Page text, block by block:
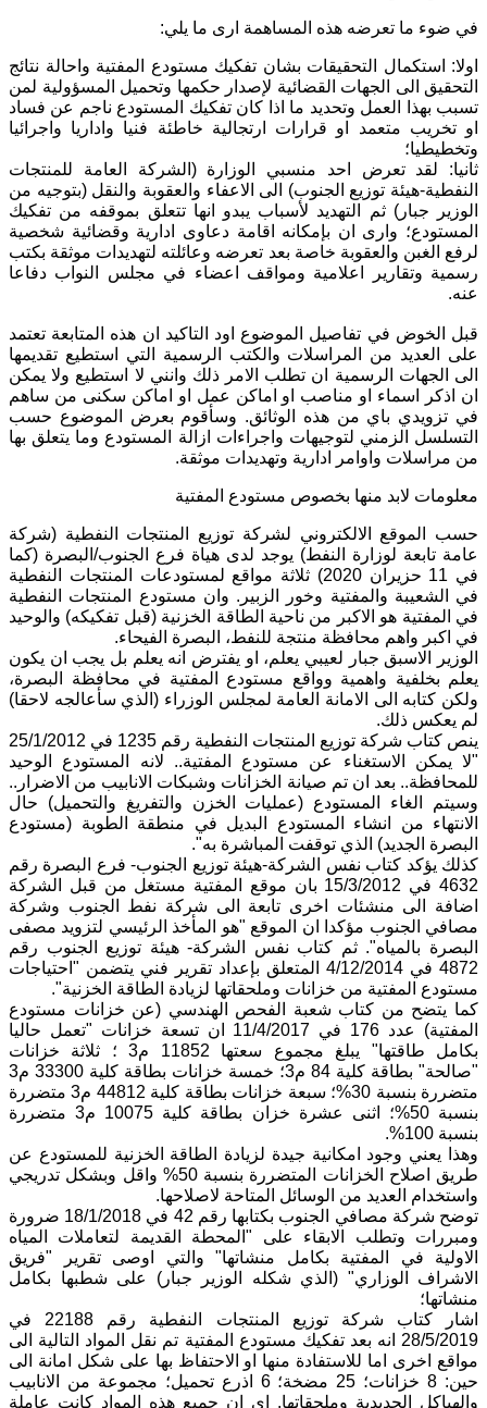
في ضوء ما تعرضه هذه المساهمة ارى ما يلي:
اولا: استكمال التحقيقات بشان تفكيك مستودع المفتية واحالة نتائج
التحقيق الى الجهات القضائية لإصدار حكمها وتحميل المسؤولية لمن
تسبب بهذا العمل وتحديد ما اذا كان تفكيك المستودع ناجم عن فساد
او تخريب متعمد او قرارات ارتجالية خاطئة فنيا واداريا واجرائيا
وتخطيطيا؛
ثانيا: لقد تعرض احد منسبي الوزارة (الشركة العامة للمنتجات
النفطية-هيئة توزيع الجنوب) الى الاعفاء والعقوبة والنقل (بتوجيه من
الوزير جبار) ثم التهديد لأسباب يبدو انها تتعلق بموقفه من تفكيك
المستودع؛ وارى ان بإمكانه اقامة دعاوى ادارية وقضائية شخصية
لرفع الغبن والعقوبة خاصة بعد تعرضه وعائلته لتهديدات موثقة بكتب
رسمية وتقارير اعلامية ومواقف اعضاء في مجلس النواب دفاعا
عنه.
قبل الخوض في تفاصيل الموضوع اود التاكيد ان هذه المتابعة تعتمد
على العديد من المراسلات والكتب الرسمية التي استطيع تقديمها
الى الجهات الرسمية ان تطلب الامر ذلك وانني لا استطيع ولا يمكن
ان اذكر اسماء او مناصب او اماكن عمل او اماكن سكنى من ساهم
في تزويدي باي من هذه الوثائق. وسأقوم بعرض الموضوع حسب
التسلسل الزمني لتوجيهات واجراءات ازالة المستودع وما يتعلق بها
من مراسلات واوامر ادارية وتهديدات موثقة.
معلومات لابد منها بخصوص مستودع المفتية
حسب الموقع الالكتروني لشركة توزيع المنتجات النفطية (شركة
عامة تابعة لوزارة النفط) يوجد لدى هياة فرع الجنوب/البصرة (كما
في 11 حزيران 2020) ثلاثة مواقع لمستودعات المنتجات النفطية
في الشعيبة والمفتية وخور الزبير. وان مستودع المنتجات النفطية
في المفتية هو الاكبر من ناحية الطاقة الخزنية (قبل تفكيكه) والوحيد
في اكبر واهم محافظة منتجة للنفط، البصرة الفيحاء.
الوزير الاسبق جبار لعيبي يعلم، او يفترض انه يعلم بل يجب ان يكون
يعلم بخلفية واهمية وواقع مستودع المفتية في محافظة البصرة،
ولكن كتابه الى الامانة العامة لمجلس الوزراء (الذي سأعالجه لاحقا)
لم يعكس ذلك.
ينص كتاب شركة توزيع المنتجات النفطية رقم 1235 في 25/1/2012
"لا يمكن الاستغناء عن مستودع المفتية.. لانه المستودع الوحيد
للمحافظة.. بعد ان تم صيانة الخزانات وشبكات الانابيب من الاضرار..
وسيتم الغاء المستودع (عمليات الخزن والتفريغ والتحميل) حال
الانتهاء من انشاء المستودع البديل في منطقة الطوبة (مستودع
البصرة الجديد) الذي توقفت المباشرة به".
كذلك يؤكد كتاب نفس الشركة-هيئة توزيع الجنوب- فرع البصرة رقم
4632 في 15/3/2012 بان موقع المفتية مستغل من قبل الشركة
اضافة الى منشئات اخرى تابعة الى شركة نفط الجنوب وشركة
مصافي الجنوب مؤكدا ان الموقع "هو المأخذ الرئيسي لتزويد مصفى
البصرة بالمياه". ثم كتاب نفس الشركة- هيئة توزيع الجنوب رقم
4872 في 4/12/2014 المتعلق بإعداد تقرير فني يتضمن "احتياجات
مستودع المفتية من خزانات وملحقاتها لزيادة الطاقة الخزنية".
كما يتضح من كتاب شعبة الفحص الهندسي (عن خزانات مستودع
المفتية) عدد 176 في 11/4/2017 ان تسعة خزانات "تعمل حاليا
بكامل طاقتها" يبلغ مجموع سعتها 11852 م3 ؛ ثلاثة خزانات
"صالحة" بطاقة كلية 84 م3؛ خمسة خزانات بطاقة كلية 33300 م3
متضررة بنسبة 30%؛ سبعة خزانات بطاقة كلية 44812 م3 متضررة
بنسبة 50%؛ اثنى عشرة خزان بطاقة كلية 10075 م3 متضررة
بنسبة 100%.
وهذا يعني وجود امكانية جيدة لزيادة الطاقة الخزنية للمستودع عن
طريق اصلاح الخزانات المتضررة بنسبة 50% واقل وبشكل تدريجي
واستخدام العديد من الوسائل المتاحة لاصلاحها.
توضح شركة مصافي الجنوب بكتابها رقم 42 في 18/1/2018 ضرورة
ومبررات وتطلب الابقاء على "المحطة القديمة لتعاملات المياه
الاولية في المفتية بكامل منشاتها" والتي اوصى تقرير "فريق
الاشراف الوزاري" (الذي شكله الوزير جبار) على شطبها بكامل
منشاتها؛
اشار كتاب شركة توزيع المنتجات النفطية رقم 22188 في
28/5/2019 انه بعد تفكيك مستودع المفتية تم نقل المواد التالية الى
مواقع اخرى اما للاستفادة منها او الاحتفاظ بها على شكل امانة الى
حين: 8 خزانات؛ 25 مضخة؛ 6 اذرع تحميل؛ مجموعة من الانابيب
والهياكل الحديدية وملحقاتها. اي ان جميع هذه المواد كانت عاملة